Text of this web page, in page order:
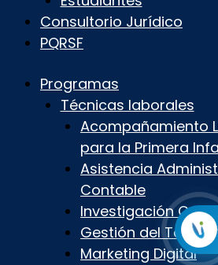
Consultorio Jurídico
PQRSF
Programas
Técnicas laborales
Acompañamiento
para la Primera
Asistencia
Contable
Investigación
Gestión del
Marketing Digital